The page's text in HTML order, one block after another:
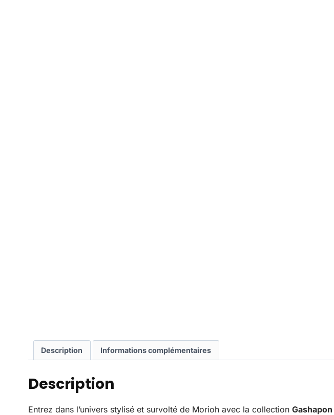
Description Informations complémentaires
Description
Entrez dans l’univers stylisé et survolté de Morioh avec la collection